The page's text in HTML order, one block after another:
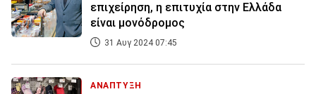
επιχείρηση, η επιτυχία στην Ελλάδα
είναι μονόδρομος
31 Αυγ 2024 07:45
ΑΝΑΠΤΥΞΗ